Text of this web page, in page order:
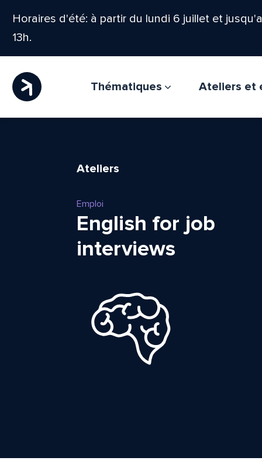
Horaires d'été: à partir du lundi 6 juillet et
13h.
Thématiques Ateliers et
Ateliers
Emploi
English for job
interviews